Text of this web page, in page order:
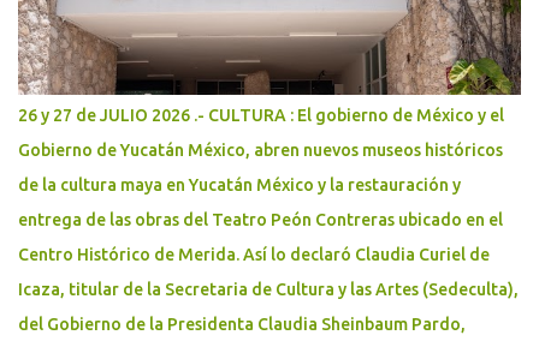
26 y 27 de JULIO 2026 .- CULTURA : El gobierno de México y el
Gobierno de Yucatán México, abren nuevos museos históricos
de la cultura maya en Yucatán México y la restauración y
entrega de las obras del Teatro Peón Contreras ubicado en el
Centro Histórico de Merida. Así lo declaró Claudia Curiel de
Icaza, titular de la Secretaria de Cultura y las Artes (Sedeculta),
del Gobierno de la Presidenta Claudia Sheinbaum Pardo,